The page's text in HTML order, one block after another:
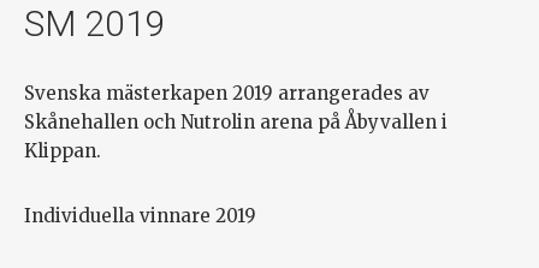
SM 2019
Svenska mästerkapen 2019 arrangerades av
Skånehallen och Nutrolin arena på Åbyvallen i
Klippan.
Individuella vinnare 2019